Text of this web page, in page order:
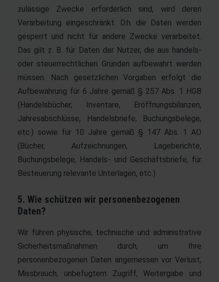
zulässige Zwecke erforderlich sind, wird deren
Verarbeitung eingeschränkt. D.h. die Daten werden
gesperrt und nicht für andere Zwecke verarbeitet.
Das gilt z. B. für Daten der Nutzer, die aus handels-
oder steuerrechtlichen Gründen aufbewahrt werden
müssen. Nach gesetzlichen Vorgaben erfolgt die
Aufbewahrung für 6 Jahre gemäß § 257 Abs. 1 HGB
(Handelsbücher, Inventare, Eröffnungsbilanzen,
Jahresabschlüsse, Handelsbriefe, Buchungsbelege,
etc.) sowie für 10 Jahre gemäß § 147 Abs. 1 AO
(Bücher, Aufzeichnungen, Lageberichte,
Buchungsbelege, Handels- und Geschäftsbriefe, für
Besteuerung relevante Unterlagen, etc.).
5. Wie schützen wir personenbezogenen
Daten?
Wir führen physische, technische und administrative
Sicherheitsmaßnahmen durch, um Ihre
personenbezogenen Daten angemessen vor Verlust,
Missbrauch, unbefugtem Zugriff, Weitergabe und